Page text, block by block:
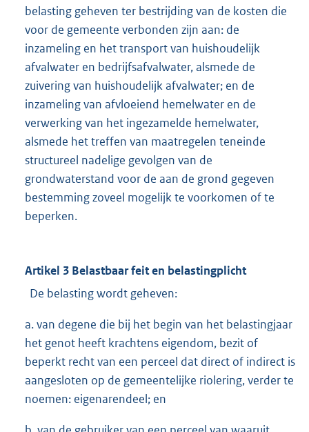
belasting geheven ter bestrijding van de kosten die
voor de gemeente verbonden zijn aan: de
inzameling en het transport van huishoudelijk
afvalwater en bedrijfsafvalwater, alsmede de
zuivering van huishoudelijk afvalwater; en de
inzameling van afvloeiend hemelwater en de
verwerking van het ingezamelde hemelwater,
alsmede het treffen van maatregelen teneinde
structureel nadelige gevolgen van de
grondwaterstand voor de aan de grond gegeven
bestemming zoveel mogelijk te voorkomen of te
beperken.
Artikel 3 Belastbaar feit en belastingplicht
De belasting wordt geheven:
a. van degene die bij het begin van het belastingjaar
het genot heeft krachtens eigendom, bezit of
beperkt recht van een perceel dat direct of indirect is
aangesloten op de gemeentelijke riolering, verder te
noemen: eigenarendeel; en